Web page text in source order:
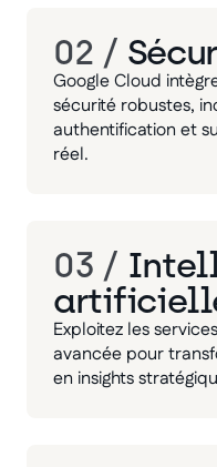
02 /
Google Cloud
sécurité robustes,
authentification et
réel.
03 /
Exploitez les
avancée pour
en insights